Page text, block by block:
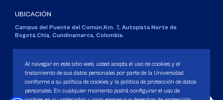
UBICACIÓN
Campus del Puente del Común,Km. 7, Autopista Norte de
Bogotá.Chía, Cundinamarca, Colombia.
Personería Jurídica:Resolución 130 del 14 de enero de 1980.
Ministerio de Educación Nacional.
Al navegar en este sitio web, usted acepta el uso de cookies y el
tratamiento de sus datos personales por parte de la Universidad
conforme a su política de cookies y la política de protección de datos
personales. En cualquier momento podrá configurar el uso de